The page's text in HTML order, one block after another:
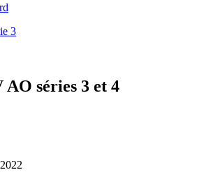
3
séries 3 et 4